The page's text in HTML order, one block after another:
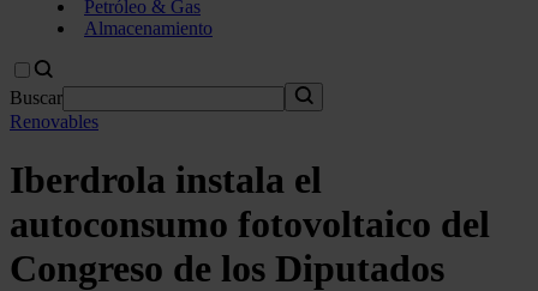
Petróleo & Gas
Almacenamiento
Buscar
Renovables
Iberdrola instala el
autoconsumo fotovoltaico del
Congreso de los Diputados